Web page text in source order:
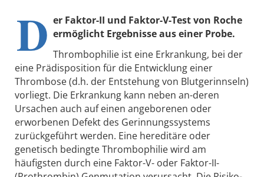
D er Faktor-II und Faktor-V-Test von Roche
ermöglicht Ergebnisse aus einer Probe.
Thrombophilie ist eine Erkrankung, bei der
eine Prädisposition für die Entwicklung einer
Thrombose (d.h. der Entstehung von Blutgerinnseln)
vorliegt. Die Erkrankung kann neben an-deren
Ursachen auch auf einen angeborenen oder
erworbenen Defekt des Gerinnungssystems
zurückgeführt werden. Eine hereditäre oder
genetisch bedingte Thrombophilie wird am
häufigsten durch eine Faktor-V- oder Faktor-II-